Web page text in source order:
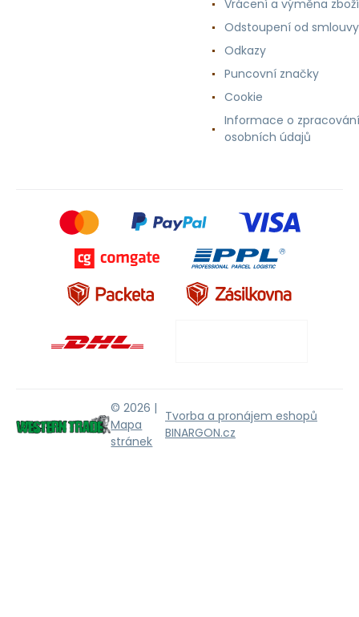
Vrácení a výměna zboží
Odstoupení od smlouvy
Odkazy
Puncovní značky
Cookie
Informace o zpracování
osobních údajů
© 2026 |
Mapa
stránek
Tvorba a pronájem eshopů
BINARGON.cz